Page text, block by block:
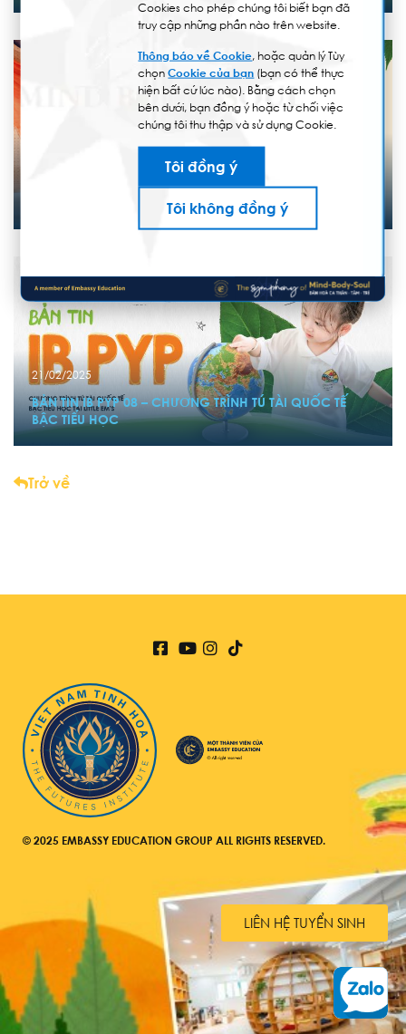
BẢN TIN IB PYP 09 – CHƯƠNG TRÌNH TÚ TÀI QUỐC TẾ
BẢN TIN IB PYP 08 – CHƯƠNG TRÌNH TÚ TÀI QUỐC TẾ
BẬC TIỂU HỌC
21/02/2025
Trở về
Cookies cho phép chúng tôi biết bạn đã
truy cập những phần nào trên website.
Thông báo về Cookie, hoặc quản lý Tùy
chọnCookie của bạn (bạn có thể thực
hiện bất cứ lúc nào). Bằng cách chọn
bên dưới, bạn đồng ý hoặc từ chối việc
chúng tôi thu thập và sử dụng Cookie.
Tôi đồng ý
Tôi không đồng ý
LIÊN HỆ TUYỂN SINH
© 2025 EMBASSY EDUCATION GROUP ALL RIGHTS RESERVED.